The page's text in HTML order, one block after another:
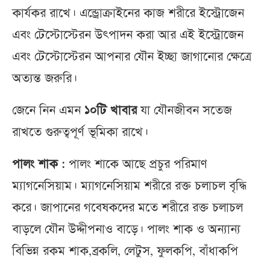
কার্যকর রাখে। এন্ড্রোক্রাইনের কাজ শরীরে ইস্ট্রোজেন
এবং টেস্টোস্টেরন উৎপাদন করা আর এই ইস্ট্রোজেন
এবং টেস্টোস্টেরন আপনার যৌন ইচ্ছা জাগানোর ক্ষেত্রে
অত্যন্ত জরুরি।
জেনে নিন এমন ১০টি খাবার যা যৌনজীবন সতেজ
রাখতে গুরুত্বপূর্ণ ভূমিকা রাখে।
পালং শাক : পালং শাকে আছে প্রচুর পরিমাণ
ম্যাগনেসিয়াম। ম্যাগনেসিয়াম শরীরে রক্ত চলাচল বৃদ্ধি
করে। জাপানের গবেষকদের মতে শরীরে রক্ত চলাচল
বাড়লে যৌন উদ্দীপনাও বাড়ে। পালং শাক ও অন্যান্য
বিভিন্ন রকম শাক,ব্রকলি, লেটুস, ফুলকপি, বাঁধাকপি